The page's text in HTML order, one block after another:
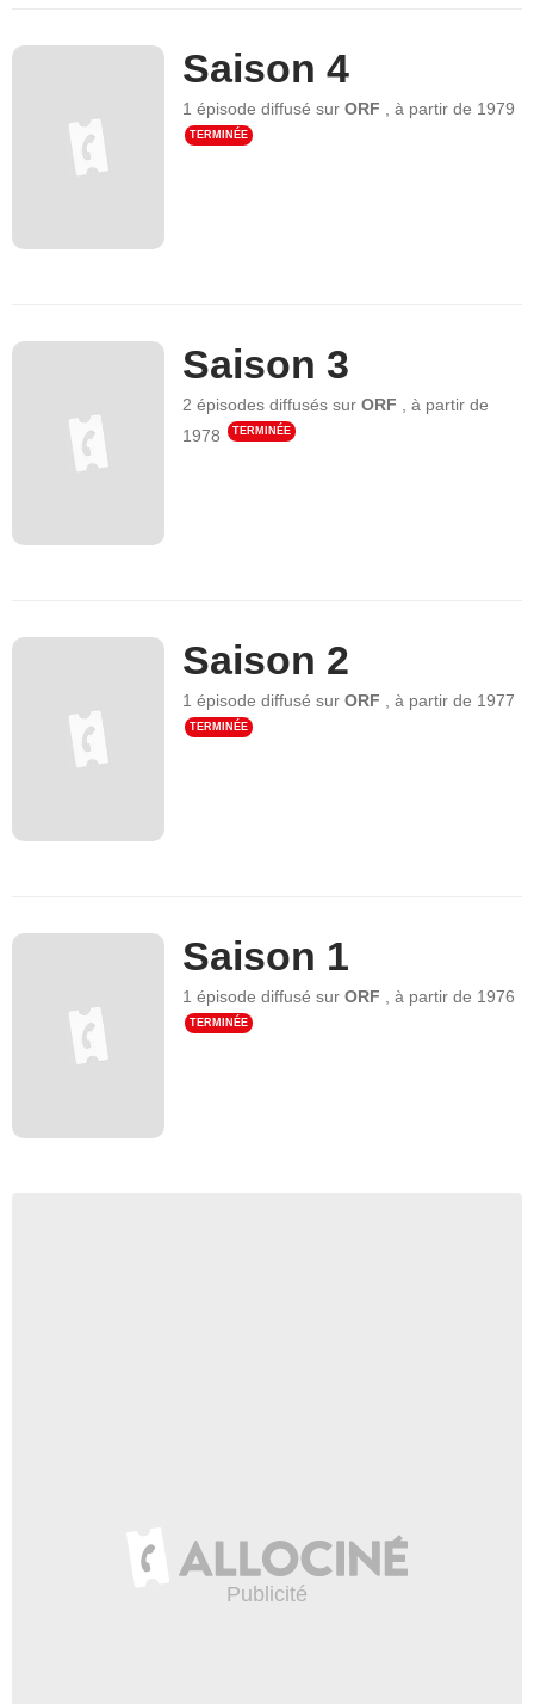
Saison 4
1 épisode diffusé surORF ,à partir de 1979
TERMINÉE
Saison 3
2 épisodes diffusés surORF ,à partir de
1978
TERMINÉE
Saison 2
1 épisode diffusé surORF ,à partir de 1977
TERMINÉE
Saison 1
1 épisode diffusé surORF ,à partir de 1976
TERMINÉE